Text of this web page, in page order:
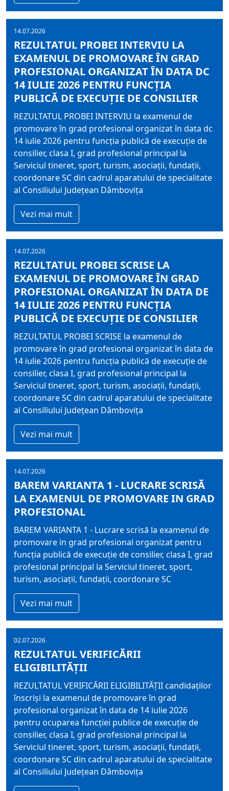
14.07.2026
REZULTATUL PROBEI INTERVIU LA
EXAMENUL DE PROMOVARE ÎN GRAD
PROFESIONAL ORGANIZAT ÎN DATA DC
14 IULIE 2026 PENTRU FUNCŢIA
PUBLICĂ DE EXECUŢIE DE CONSILIER
REZULTATUL PROBEI INTERVIU la examenul de
promovare în grad profesional organizat în data dc
14 iulie 2026 pentru funcţia publică de execuţie de
consilier, clasa I, grad profesional principal la
Serviciul tineret, sport, turism, asociaţii, fundaţii,
coordonare SC din cadrul aparatului de specialitate
al Consiliului Judeţean Dâmboviţa
Vezi mai mult
14.07.2026
REZULTATUL PROBEI SCRISE LA
EXAMENUL DE PROMOVARE ÎN GRAD
PROFESIONAL ORGANIZAT ÎN DATA DE
14 IULIE 2026 PENTRU FUNCŢIA
PUBLICĂ DE EXECUŢIE DE CONSILIER
REZULTATUL PROBEI SCRISE la examenul de
promovare în grad profesional organizat în data de
14 iulie 2026 pentru funcţia publică de execuţie de
consilier, clasa I, grad profesional principal la
Serviciul tineret, sport, turism, asociaţii, fundaţii,
coordonare SC din cadrul aparatului de specialitate
al Consiliului Judeţean Dâmboviţa
Vezi mai mult
14.07.2026
BAREM VARIANTA 1 - LUCRARE SCRISĂ
LA EXAMENUL DE PROMOVARE IN GRAD
PROFESIONAL
BAREM VARIANTA 1 - Lucrare scrisă la examenul de
promovare in grad profesional organizat pentru
funcţia publică de execuţie de consilier, clasa I, grad
profesional principal la Serviciul tineret, sport,
turism, asociaţii, fundaţii, coordonare SC
Vezi mai mult
02.07.2026
REZULTATUL VERIFICĂRII
ELIGIBILITĂŢII
REZULTATUL VERIFICĂRII ELIGIBILITĂŢII candidaţilor
înscrişi la examenul de promovare în grad
profesional organizat în data de 14 iulie 2026
pentru ocuparea funcţiei publice de execuţie de
consilier, clasa I, grad profesional principal la
Serviciul tineret, sport, turism, asociaţii, fundaţii,
coordonare SC din cadrul aparatului de specialitate
al Consiliului Judeţean Dâmboviţa